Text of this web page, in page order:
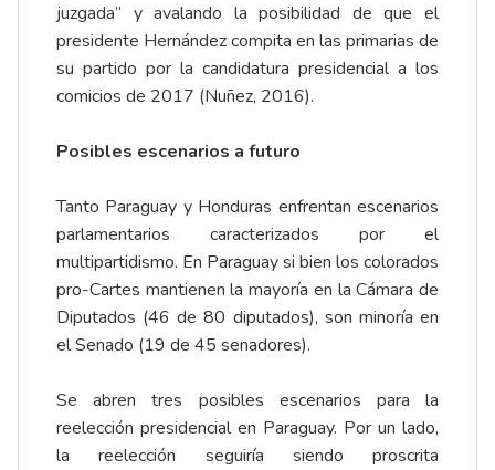
juzgada” y avalando la posibilidad de que el
presidente Hernández compita en las primarias de
su partido por la candidatura presidencial a los
comicios de 2017 (Nuñez, 2016).
Posibles escenarios a futuro
Tanto Paraguay y Honduras enfrentan escenarios
parlamentarios caracterizados por el
multipartidismo. En Paraguay si bien los colorados
pro-Cartes mantienen la mayoría en la Cámara de
Diputados (46 de 80 diputados), son minoría en
el Senado (19 de 45 senadores).
Se abren tres posibles escenarios para la
reelección presidencial en Paraguay. Por un lado,
la reelección seguiría siendo proscrita